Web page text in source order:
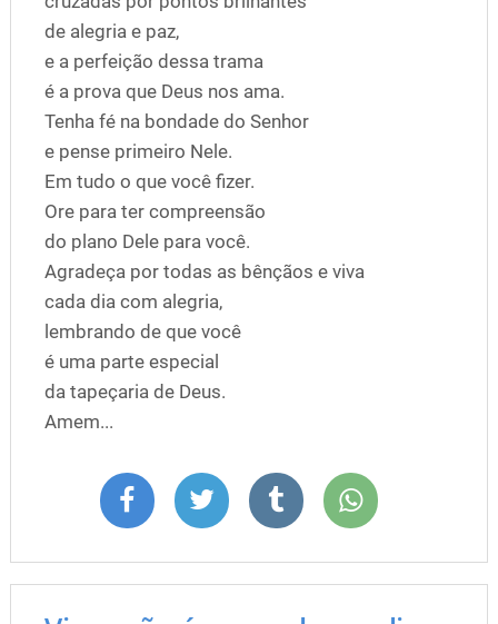
de alegria e paz,
e a perfeição dessa trama
é a prova que Deus nos ama.
Tenha fé na bondade do Senhor
e pense primeiro Nele.
Em tudo o que você fizer.
Ore para ter compreensão
do plano Dele para você.
Agradeça por todas as bênçãos e viva
cada dia com alegria,
lembrando de que você
é uma parte especial
da tapeçaria de Deus.
Amem...